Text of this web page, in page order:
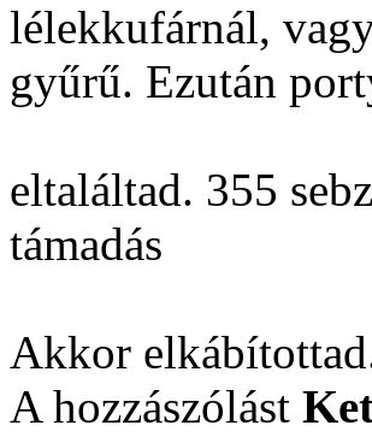
lélekkufárnál,
gyűrű. Ezután
eltaláltad. 355
támadás
Akkor
A hozzászólást